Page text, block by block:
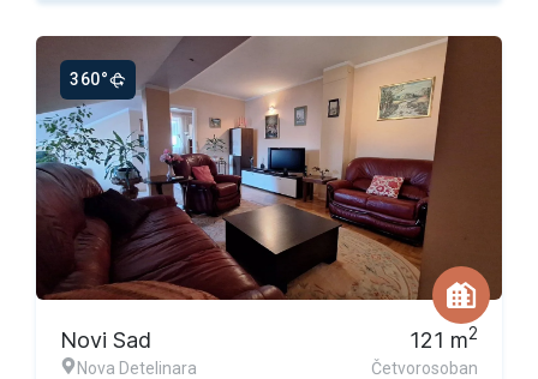
360°
Ekskluzivna ponuda
Novi Sad
Nova Detelinara
121 m2
Četvorosoban